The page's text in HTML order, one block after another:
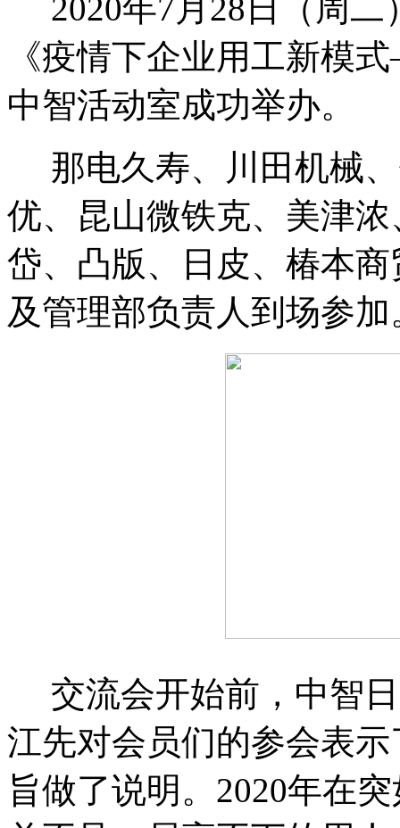
2020年7月28日（周
《疫情下企业用工新模
中智活动室成功举办。
那电久寿、川田机械
优、昆山微铁克、美津
岱、凸版、日皮、椿本
及管理部负责人到场参加
交流会开始前，中智
江先对会员们的参会表
旨做了说明。2020年在